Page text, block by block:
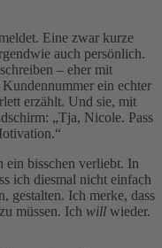
Eine zwar kurze
auch persönlich.
– eher mit
ein echter
erzählt. Und sie, mit
„Tja, Nicole. Pass
ein bisschen verliebt. In
ich diesmal nicht einfach
gestalten. Ich merke, dass
zu müssen. Ich will wieder.